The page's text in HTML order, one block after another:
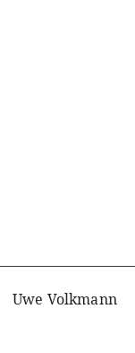
Uwe Volkmann